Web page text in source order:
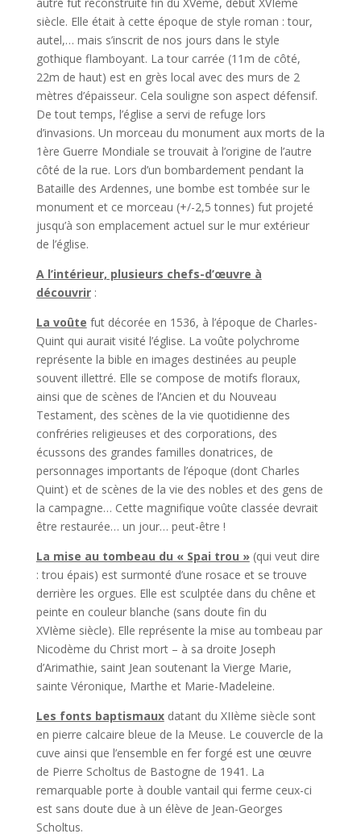
siècle. Elle était à cette époque de style roman : tour,
autel,… mais s’inscrit de nos jours dans le style
gothique flamboyant. La tour carrée (11m de côté,
22m de haut) est en grès local avec des murs de 2
mètres d’épaisseur. Cela souligne son aspect défensif.
De tout temps, l’église a servi de refuge lors
d’invasions. Un morceau du monument aux morts de la
1ère Guerre Mondiale se trouvait à l’origine de l’autre
côté de la rue. Lors d’un bombardement pendant la
Bataille des Ardennes, une bombe est tombée sur le
monument et ce morceau (+/-2,5 tonnes) fut projeté
jusqu’à son emplacement actuel sur le mur extérieur
de l’église.
A l’intérieur, plusieurs chefs-d’œuvre à
découvrir:
La voûte fut décorée en 1536, à l’époque de Charles-
Quint qui aurait visité l’église. La voûte polychrome
représente la bible en images destinées au peuple
souvent illettré. Elle se compose de motifs floraux,
ainsi que de scènes de l’Ancien et du Nouveau
Testament, des scènes de la vie quotidienne des
confréries religieuses et des corporations, des
écussons des grandes familles donatrices, de
personnages importants de l’époque (dont Charles
Quint) et de scènes de la vie des nobles et des gens de
la campagne… Cette magnifique voûte classée devrait
être restaurée… un jour… peut-être !
La mise au tombeau du « Spai trou »(qui veut dire
: trou épais) est surmonté d’une rosace et se trouve
derrière les orgues. Elle est sculptée dans du chêne et
peinte en couleur blanche (sans doute fin du
XVIème siècle). Elle représente la mise au tombeau par
Nicodème du Christ mort – à sa droite Joseph
d’Arimathie, saint Jean soutenant la Vierge Marie,
sainte Véronique, Marthe et Marie-Madeleine.
Les fonts baptismauxdatant du XIIème siècle sont
en pierre calcaire bleue de la Meuse. Le couvercle de la
cuve ainsi que l’ensemble en fer forgé est une œuvre
de Pierre Scholtus de Bastogne de 1941. La
remarquable porte à double vantail qui ferme ceux-ci
est sans doute due à un élève de Jean-Georges
Scholtus.